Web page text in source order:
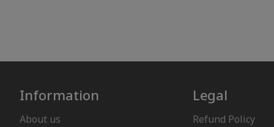
Information
About us
Legal
Refund Policy